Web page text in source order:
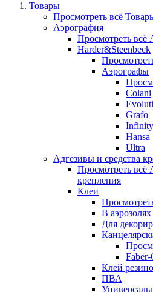
Товары
Просмотреть всё
Аэрография
Просмотреть всё
Harder&Steenbeck
Аэрографы
Colani
Grafo
Infinity
Hansa
Ultra
Адгезивы и средства
Просмотреть всё
крепления
Клеи
В аэрозолях
Для
Faber-
Клей
ПВА